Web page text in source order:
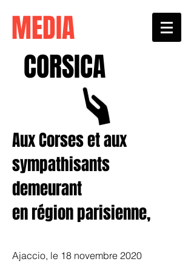
MEDIA
CORSICA
Aux Corses et aux
sympathisants
demeurant
en région parisienne,
Ajaccio, le 18 novembre 2020